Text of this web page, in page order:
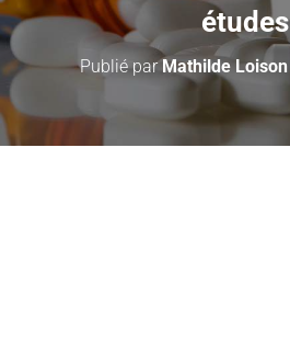
études
Publié parMathilde Loison